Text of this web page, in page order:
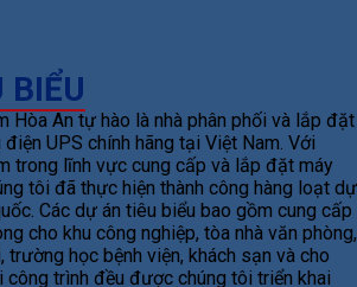
BIỂU
Hòa An tự hào là nhà phân phối và lắp đặt
UPS chính hãng tại Việt Nam. Với
trong lĩnh vực cung cấp và lắp đặt máy
tôi đã thực hiện thành công hàng loạt dự
Các dự án tiêu biểu bao gồm cung cấp
cho khu công nghiệp, tòa nhà văn phòng,
học bệnh viện, khách sạn và cho
công trình đều được chúng tôi triển khai